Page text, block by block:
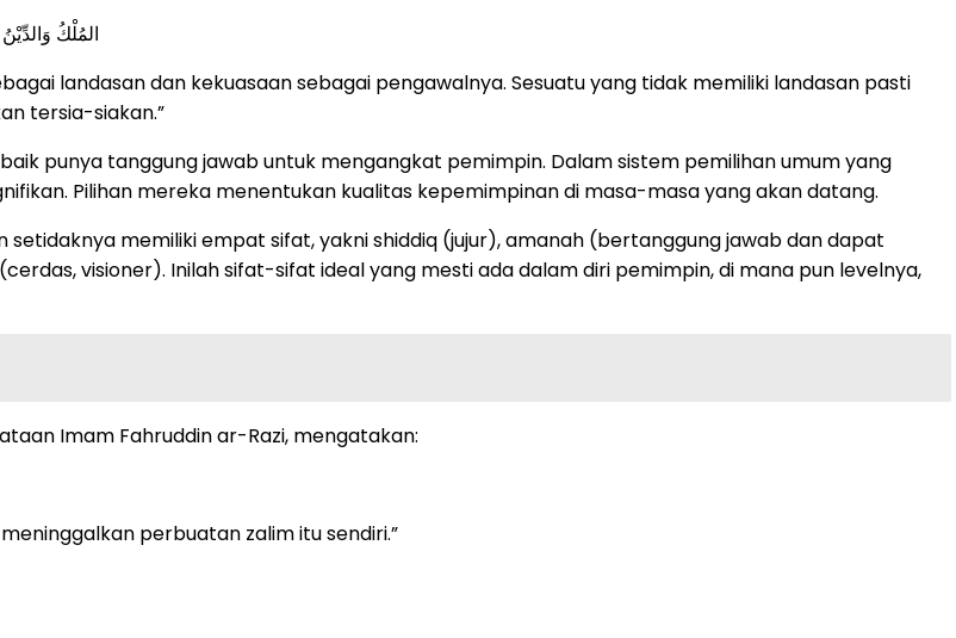
المُلْكُ
landasan dan kekuasaan sebagai pengawalnya. Sesuatu yang tidak memiliki landasan pasti
tersia-siakan.”
punya tanggung jawab untuk mengangkat pemimpin. Dalam sistem pemilihan umum yang
Pilihan mereka menentukan kualitas kepemimpinan di masa-masa yang akan datang.
memiliki empat sifat, yakni shiddiq (jujur), amanah (bertanggung jawab dan dapat
visioner). Inilah sifat-sifat ideal yang mesti ada dalam diri pemimpin, di mana pun levelnya,
Imam Fahruddin ar-Razi, mengatakan:
perbuatan zalim itu sendiri.”